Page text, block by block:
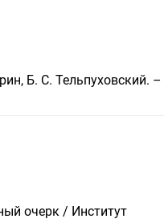
Б. С. Тельпуховский. –
очерк / Институт